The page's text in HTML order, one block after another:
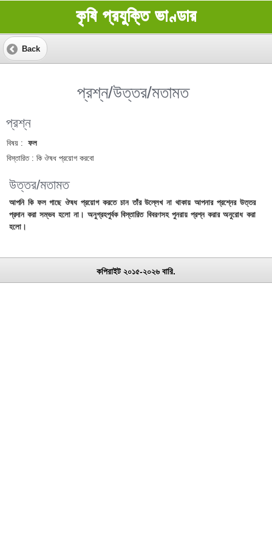
কৃষি প্রযুক্তি ভাণ্ডার
Back
প্রশ্ন/উত্তর/মতামত
প্রশ্ন
বিষয় :
ফল
বিস্তারিত : কি ঔষধ প্রয়োগ করবো
উত্তর/মতামত
আপনি কি ফল গাছে ঔষধ প্রয়োগ করতে চান তাঁর উল্লেখ না থাকায় আপনার প্রশ্নের উত্তর
প্রদান করা সম্ভব হলো না। অনুগ্রহপুর্বক বিস্তারিত বিবরণসহ পুনরায় প্রশ্ন করার অনুরোধ করা
হলো।
কপিরাইট ২০১৫-২০২৬ বারি.